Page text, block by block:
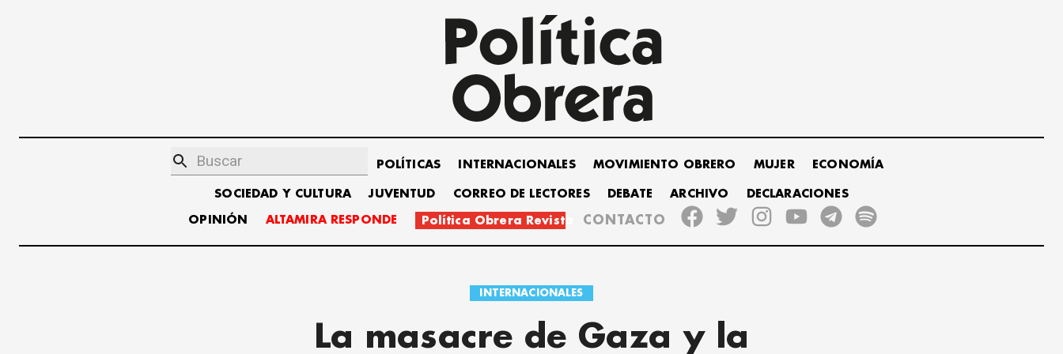
POLÍTICAS INTERNACIONALES MOVIMIENTO OBRERO MUJER ECONOMÍA
SOCIEDAD Y CULTURA JUVENTUD CORREO DE LECTORES DEBATE ARCHIVO DECLARACIONES
OPINIÓN ALTAMIRA RESPONDE Política Obrera Revista CONTACTO
INTERNACIONALES
La masacre de Gaza y la